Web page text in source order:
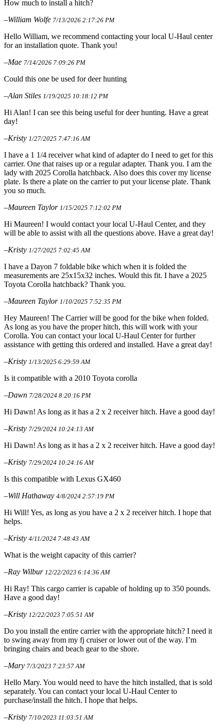
How much to install a hitch?
–William Wolfe 7/13/2026 2:17:26 PM
Hello William, we recommend contacting your local U-Haul center
for an installation quote. Thank you!
–Mae 7/14/2026 7:09:26 PM
Could this one be used for deer hunting
–Alan Stiles 1/19/2025 10:18:12 PM
Hi Alan! I can see this being useful for deer hunting. Have a great
day!
–Kristy 1/27/2025 7:47:16 AM
I have a 1 1/4 receiver what kind of adapter do I need to get for this
carrier. One that raises up or a regular adapter. Thank you. I am the
lady with 2025 Corolla hatchback. Also does this cover my license
plate. Is there a plate on the carrier to put your license plate. Thank
you so much.
–Maureen Taylor 1/15/2025 7:12:02 PM
Hi Maureen! I would contact your local U-Haul Center, and they
will be able to assist with all the questions above. Have a great day!
–Kristy 1/27/2025 7:02:45 AM
I have a Dayon 7 foldable bike which when it is folded the
measurements are 25x15x32 inches. Would this fit. I have a 2025
Toyota Corolla hatchback? Thank you.
–Maureen Taylor 1/10/2025 7:52:35 PM
Hey Maureen! The Carrier will be good for the bike when folded.
As long as you have the proper hitch, this will work with your
Corolla. You can contact your local U-Haul Center for further
assistance with getting this ordered and installed. Have a great day!
–Kristy 1/13/2025 6:29:59 AM
Is it compatible with a 2010 Toyota corolla
–Dawn 7/28/2024 8:20:16 PM
Hi Dawn! As long as it has a 2 x 2 receiver hitch. Have a good day!
–Kristy 7/29/2024 10:24:13 AM
Hi Dawn! As long as it has a 2 x 2 receiver hitch. Have a good day!
–Kristy 7/29/2024 10:24:16 AM
Is this compatible with Lexus GX460
–Will Hathaway 4/8/2024 2:57:19 PM
Hi Will! Yes, as long as you have a 2 x 2 receiver hitch. I hope that
helps.
–Kristy 4/11/2024 7:48:43 AM
What is the weight capacity of this carrier?
–Ray Wilbur 12/22/2023 6:14:36 AM
Hi Ray! This cargo carrier is capable of holding up to 350 pounds.
Have a good day!
–Kristy 12/22/2023 7:05:51 AM
Do you install the entire carrier with the appropriate hitch? I need it
to swing away from my fj cruiser or lower out of the way. I’m
bringing chairs and beach gear to the shore.
–Mary 7/3/2023 7:23:57 AM
Hello Mary. You would need to have the hitch installed, that is sold
separately. You can contact your local U-Haul Center to
purchase/install the hitch. I hope that helps.
–Kristy 7/10/2023 11:03:51 AM